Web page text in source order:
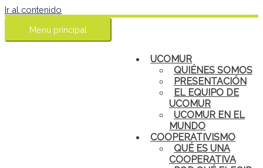
Ir al contenido
Menú principal
UCOMUR
QUIÉNES SOMOS
PRESENTACIÓN
EL EQUIPO DE
UCOMUR
UCOMUR EN EL
MUNDO
COOPERATIVISMO
QUÉ ES UNA
COOPERATIVA